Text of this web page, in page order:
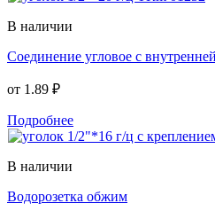
В наличии
Соединение угловое с
от 1.89 ₽
Подробнее
В наличии
Водорозетка обжим